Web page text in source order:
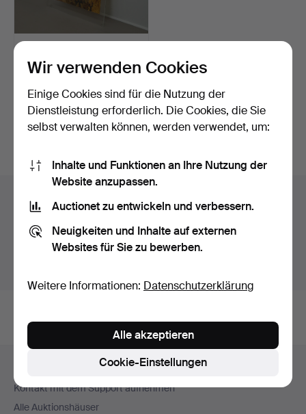
Gemälde, Collage aus…
Beendet 22. Sep 2025
2 Gebote
116 USD
Sie suchen in unserem Archiv der beendeten
Auktionen.
Fußzeilen-
Navigation
Kontakt mit dem Support aufnehmen
Alle Auktionshäuser
Wir verwenden Cookies
Einige Cookies sind für die Nutzung der
Dienstleistung erforderlich. Die Cookies, die Sie
selbst verwalten können, werden verwendet, um:
Inhalte und Funktionen an Ihre Nutzung der
Website anzupassen.
Auctionet zu entwickeln und verbessern.
Neuigkeiten und Inhalte auf externen
Websites für Sie zu bewerben.
Weitere Informationen: Datenschutzerklärung
Cookie-Einstellungen
Alle akzeptieren